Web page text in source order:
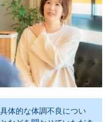
体的な体調不良につい